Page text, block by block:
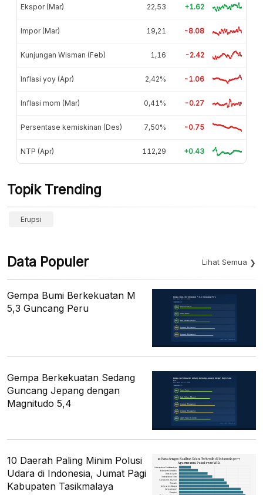
Ekspor (Mar) 22,53 +1.62
Impor (Mar) 19,21 -8.08
Kunjungan Wisman (Feb) 1,16 -2.42
Inflasi yoy (Apr) 2,42% -1.06
Inflasi mom (Mar) 0,41% -0.27
Persentase kemiskinan (Des) 7,50% -0.75
NTP (Apr) 112,29 +0.43
Topik Trending
Erupsi
Data Populer Lihat Semua
Gempa Bumi Berkekuatan M
5,3 Guncang Peru
Gempa Berkekuatan Sedang
Guncang Jepang dengan
Magnitudo 5,4
10 Daerah Paling Minim Polusi
Udara di Indonesia, Jumat Pagi
Kabupaten Tasikmalaya